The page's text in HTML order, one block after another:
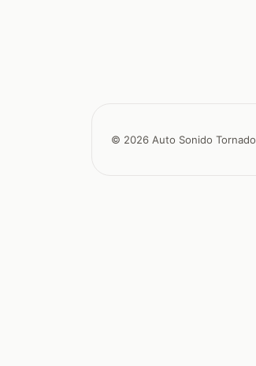
© 2026 Auto Sonido Tornado